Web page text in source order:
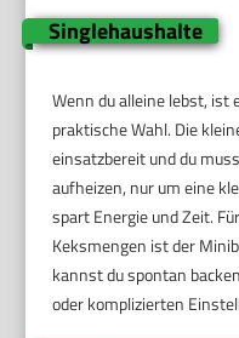
Singlehaushalte
Wenn du alleine lebst,
praktische Wahl. Die
einsatzbereit und du
aufheizen, nur um eine
spart Energie und Zeit.
Keksmengen ist der
kannst du spontan
oder komplizierten